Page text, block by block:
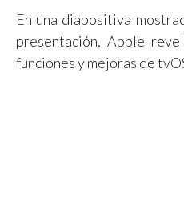
En una diapositiva
presentación, Apple
funciones y mejoras de